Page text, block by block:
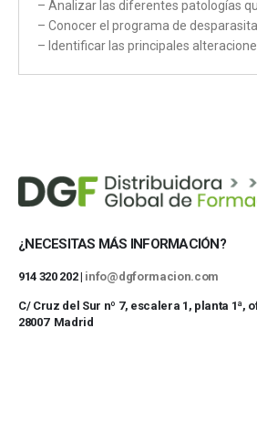
– Analizar las diferentes patologías
– Conocer el programa de
– Identificar las principales
¿NECESITAS MÁS INFORMACIÓN?
914 320 202 | info@dgformacion.com
C/ Cruz del Sur nº 7, escalera 1, planta 1ª,
28007 Madrid